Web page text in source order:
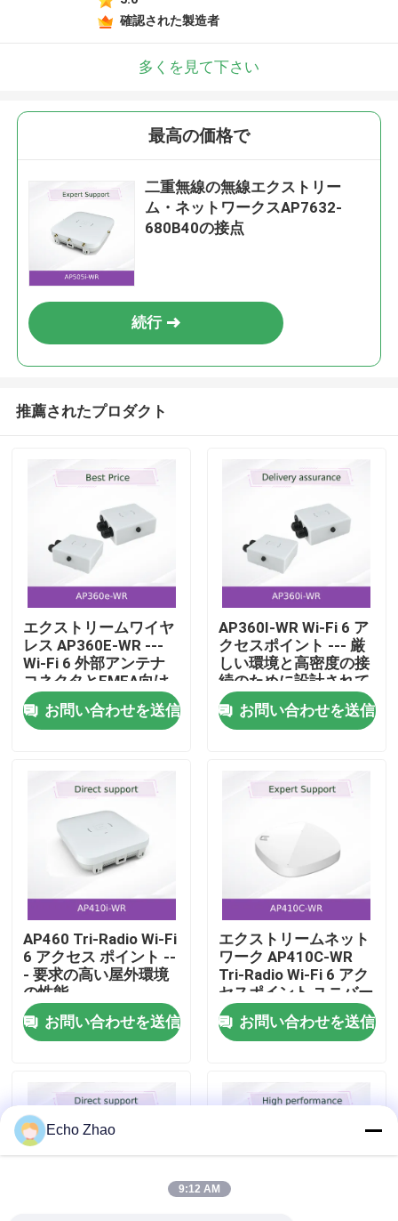
ホーム
動画
私たちについて
工場見学
品質管理
お問い合わせ
ニュース
事件
確認された製造者
多くを見て下さい
最高の価格で
二重無線の無線エクストリー
ム・ネットワークスAP7632-
680B40の接点
続行
推薦されたプロダクト
エクストリームワイヤ
レス AP360E-WR ---
Wi-Fi 6 外部アンテナ
コネクタとEMEA向け
フルタイムセキュリテ
ィセンサー付きの屋外
アクセスポイント
お問い合わせを送信
AP360I-WR Wi-Fi 6 ア
クセスポイント --- 厳
しい環境と高密度の接
続のために設計されて
います
お問い合わせを送信
AP460 Tri-Radio Wi-Fi
6 アクセス ポイント --
- 要求の高い屋外環境
の性能
お問い合わせを送信
エクストリームネット
ワーク AP410C-WR
Tri-Radio Wi-Fi 6 アク
セスポイント ユニバー
サルOSプラットフォ
ーム 高密度セキュリテ
ィセンサー
お問い合わせを送信
Echo Zhao
9:12 AM